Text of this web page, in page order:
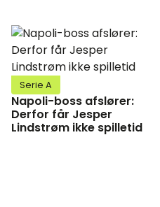
Serie A
Napoli-boss afslører:
Derfor får Jesper
Lindstrøm ikke spilletid